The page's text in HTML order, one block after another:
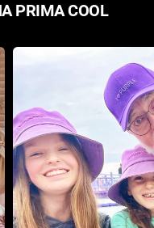
PRIMA COOL